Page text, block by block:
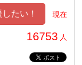
現在
16753 人